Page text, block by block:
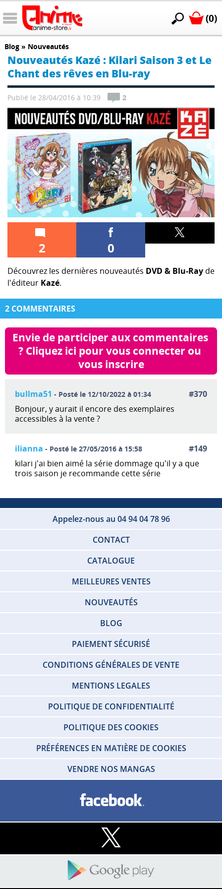
(0)
Blog » Nouveautés
Nouveautés Kazé : Kilari Saison 3 et Le
Chant des rêves en Blu-ray
Publié le 28/04/2016 à 10:39 2
2 0
Découvrez les dernières nouveautés DVD & Blu-Ray de
l'éditeur Kazé.
2 COMMENTAIRES
Envie de participer aux commentaires
? Cliquez ici pour vous connecter ou
vous inscrire
bullma51 - Posté le 12/10/2022 à 01:34
#370
Bonjour, y aurait il encore des exemplaires
accessibles à la vente ?
ilianna - Posté le 27/05/2016 à 15:58
#149
kilari j'ai bien aimé la série dommage qu'il y a que
trois saison je recommande cette série
Appelez-nous au 04 94 04 78 96
CONTACT
CATALOGUE
MEILLEURES VENTES
NOUVEAUTÉS
BLOG
PAIEMENT SÉCURISÉ
CONDITIONS GÉNÉRALES DE VENTE
MENTIONS LEGALES
POLITIQUE DE CONFIDENTIALITÉ
POLITIQUE DES COOKIES
PRÉFÉRENCES EN MATIÈRE DE COOKIES
VENDRE NOS MANGAS